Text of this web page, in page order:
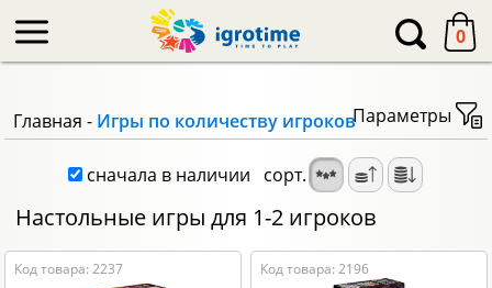
0
Главная - Игры по количеству игроковПараметры
сначала в наличии сорт.
Настольные игры для 1-2 игроков
Код товара: 2237 Код товара: 2196